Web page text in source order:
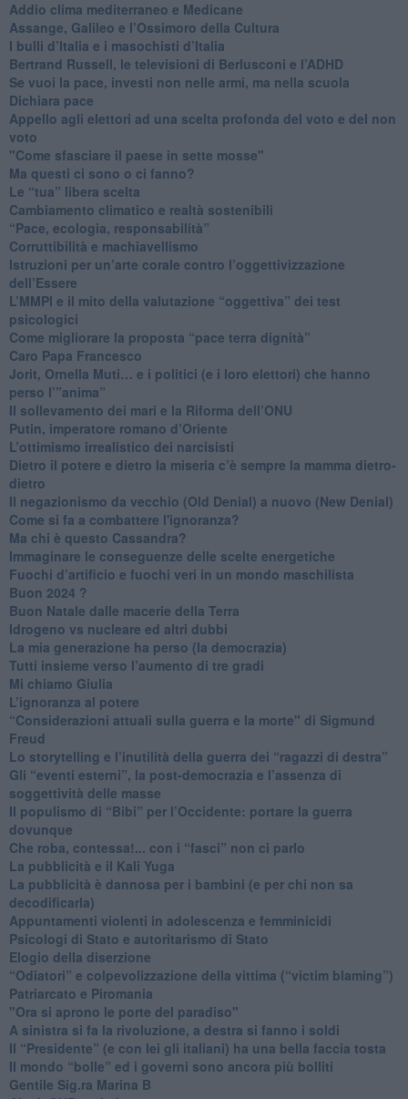
Addio clima mediterraneo e Medicane
​Assange, Galileo e l’Ossimoro della Cultura
​I bulli d’Italia e i masochisti d’Italia
​Bertrand Russell, le televisioni di Berlusconi e l’ADHD
​Se vuoi la pace, investi non nelle armi, ma nella scuola
​Dichiara pace
​Appello agli elettori ad una scelta profonda del voto e del non
voto
"Come sfasciare il paese in sette mosse"
​Ma questi ci sono o ci fanno?
​Le “tua” libera scelta
Cambiamento climatico e realtà sostenibili
“Pace, ecologia, responsabilità”
​Corruttibilità e machiavellismo
Istruzioni per un’arte corale contro l’oggettivizzazione
dell’Essere
​L’MMPI e il mito della valutazione “oggettiva” dei test
psicologici
Come migliorare la proposta “pace terra dignità”
Caro Papa Francesco
​Jorit, Ornella Muti… e i politici (e i loro elettori) che hanno
perso l’”anima”
​Il sollevamento dei mari e la Riforma dell’ONU
Putin, imperatore romano d’Oriente
​L’ottimismo irrealistico dei narcisisti
​Dietro il potere e dietro la miseria c’è sempre la mamma dietro-
dietro
Il negazionismo da vecchio (Old Denial) a nuovo (New Denial)
Come si fa a combattere l'ignoranza?
Ma chi è questo Cassandra?
Immaginare le conseguenze delle scelte energetiche
​Fuochi d’artificio e fuochi veri in un mondo maschilista
Buon 2024 ?
​Buon Natale dalle macerie della Terra
​Idrogeno vs nucleare ed altri dubbi
​La mia generazione ha perso (la democrazia)
​Tutti insieme verso l’aumento di tre gradi
Mi chiamo Giulia
L’ignoranza al potere
​“Considerazioni attuali sulla guerra e la morte" di Sigmund
Freud
​Lo storytelling e l’inutilità della guerra dei “ragazzi di destra”
​Gli “eventi esterni”, la post-democrazia e l’assenza di
soggettività delle masse
​Il populismo di “Bibi” per l’Occidente: portare la guerra
dovunque
​Che roba, contessa!... con i “fasci” non ci parlo
La pubblicità e il Kali Yuga
​La pubblicità è dannosa per i bambini (e per chi non sa
decodificarla)
​Appuntamenti violenti in adolescenza e femminicidi
​Psicologi di Stato e autoritarismo di Stato
Elogio della diserzione
“Odiatori” e colpevolizzazione della vittima (“victim blaming”)
​Patriarcato e Piromania
"Ora si aprono le porte del paradiso"
​A sinistra si fa la rivoluzione, a destra si fanno i soldi
​Il “Presidente” (e con lei gli italiani) ha una bella faccia tosta
​Il mondo “bolle” ed i governi sono ancora più bolliti
​Gentile Sig.ra Marina B